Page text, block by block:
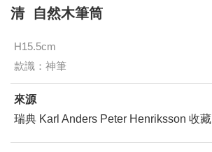
清 自然木筆筒
H15.5cm
款識：神筆
來源
瑞典 Karl Anders Peter Henriksson 收藏